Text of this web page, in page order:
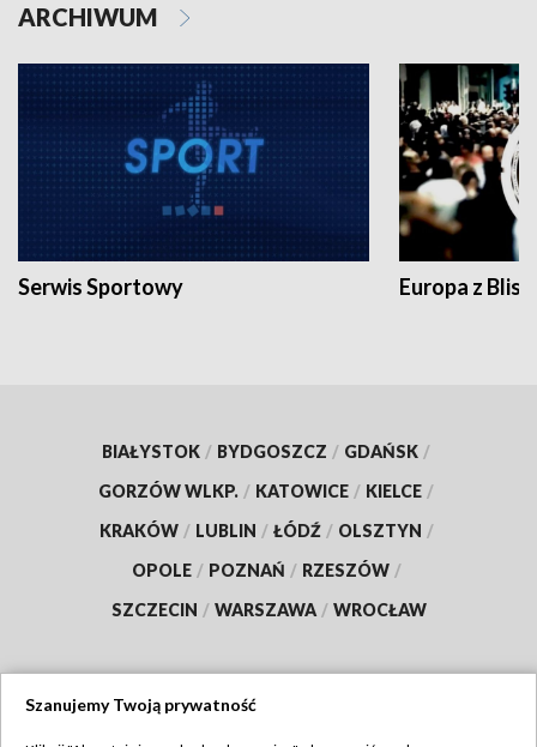
ARCHIWUM
Serwis Sportowy Europa z
BIAŁYSTOK / BYDGOSZCZ / GDAŃSK /
GORZÓW WLKP. / KATOWICE / KIELCE /
KRAKÓW / LUBLIN / ŁÓDŹ / OLSZTYN /
OPOLE / POZNAŃ / RZESZÓW /
SZCZECIN / WARSZAWA / WROCŁAW
Szanujemy Twoją prywatność